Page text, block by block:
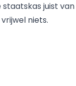
juist
niets.